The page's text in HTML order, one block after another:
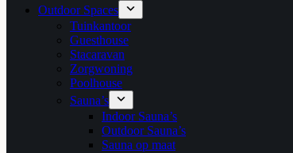
Outdoor Spaces
Tuinkantoor
Guesthouse
Stacaravan
Zorgwoning
Poolhouse
Sauna’s
Indoor Sauna’s
Outdoor Sauna’s
Sauna op maat